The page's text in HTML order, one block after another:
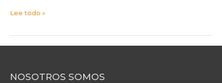
Lee todo »
NOSOTROS SOMOS